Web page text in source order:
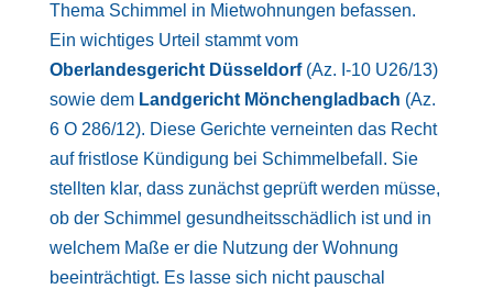
Thema Schimmel in Mietwohnungen befassen.
Ein wichtiges Urteil stammt vom
Oberlandesgericht Düsseldorf(Az. I-10 U26/13)
sowie dem Landgericht Mönchengladbach (Az.
6 O 286/12). Diese Gerichte verneinten das Recht
auf fristlose Kündigung bei Schimmelbefall. Sie
stellten klar, dass zunächst geprüft werden müsse,
ob der Schimmel gesundheitsschädlich ist und in
welchem Maße er die Nutzung der Wohnung
beeinträchtigt. Es lasse sich nicht pauschal